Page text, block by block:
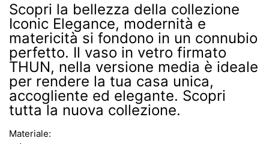
Scopri la bellezza della collezione
Iconic Elegance, modernità e
matericità si fondono in un connubio
perfetto. Il vaso in vetro firmato
THUN, nella versione media è ideale
per rendere la tua casa unica,
accogliente ed elegante. Scopri
tutta la nuova collezione.
Materiale: